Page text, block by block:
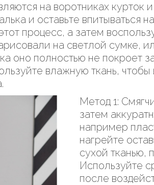
на воротниках курток
и оставьте
процесс, а затем
на светлой сумке,
оно полностью не покроет
влажную ткань, чтобы
Метод 1:
затем
например
нагрейте
сухой тканью,
Используйте
после